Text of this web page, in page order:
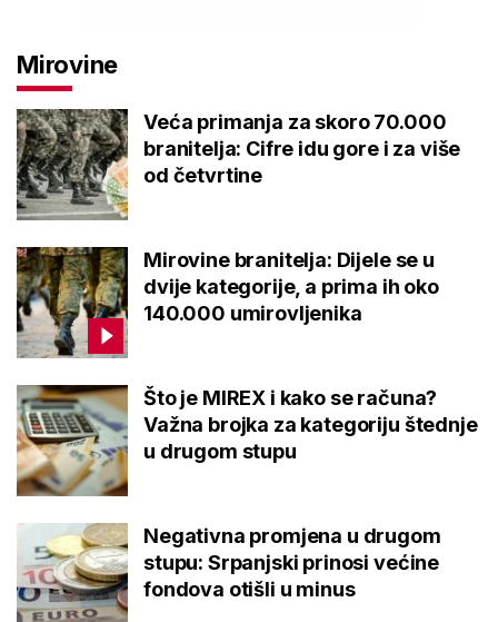
Mirovine
Veća primanja za skoro 70.000
branitelja: Cifre idu gore i za više
od četvrtine
Mirovine branitelja: Dijele se u
dvije kategorije, a prima ih oko
140.000 umirovljenika
Što je MIREX i kako se računa?
Važna brojka za kategoriju štednje
u drugom stupu
Negativna promjena u drugom
stupu: Srpanjski prinosi većine
fondova otišli u minus